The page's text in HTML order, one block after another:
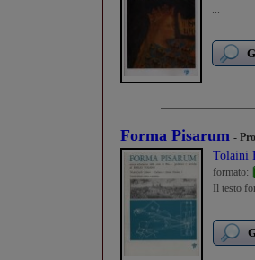
...
Forma Pisarum -
Tolaini
formato:
Il testo